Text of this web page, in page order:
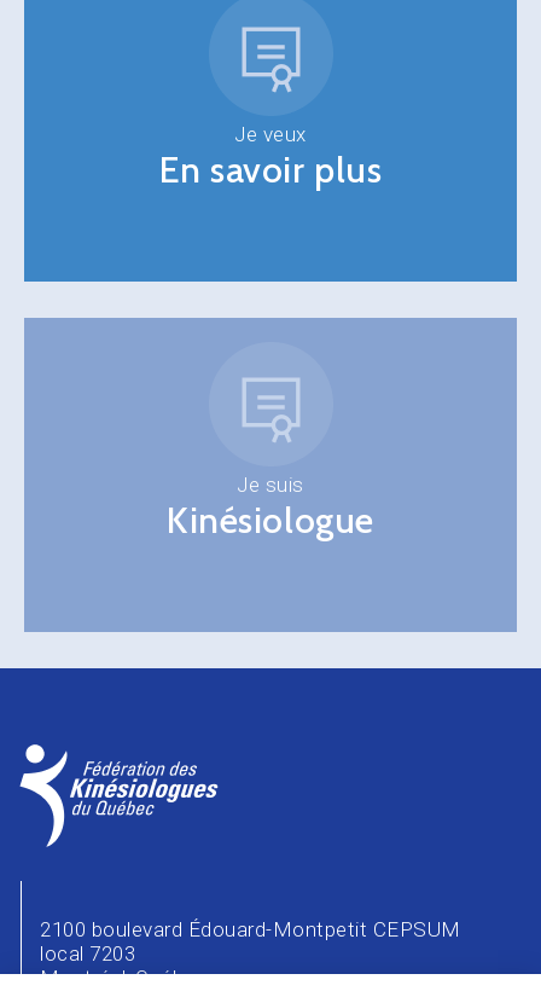
Je veux
En savoir plus
Je suis
Kinésiologue
2100 boulevard Édouard-Montpetit CEPSUM
local 7203
Montréal, Québec